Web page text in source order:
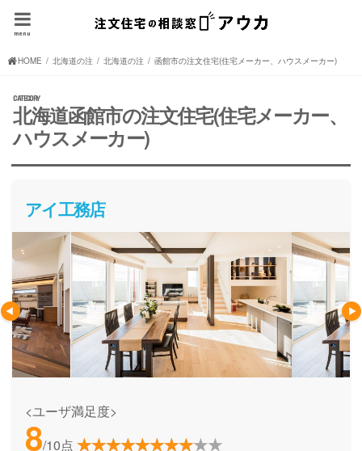
menu
HOME 北海道の注文住宅(住宅メーカー、ハウスメーカー)
北海道の注文住宅(住宅メーカー、ハウスメーカー)
函館市の注文住宅(住宅メーカー、ハウスメーカー)
北海道函館市の注文住宅(住宅メーカー、
ハウスメーカー)
アイ工務店
<ユーザ満足度>
8/10点